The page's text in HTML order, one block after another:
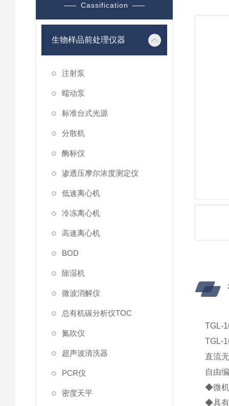
Cassification
生物样品前处理仪器
注射泵
蠕动泵
标准台式光源
分散机
酶标仪
渗透压摩尔浓度测定仪
低速离心机
冷冻离心机
高速离心机
BOD
除湿机
微波消解仪
总有机碳分析仪TOC
氮吹仪
超声波清洗器
PCR仪
密度天平
TGL-
TGL-
直流
自由
◆微机
◆具有